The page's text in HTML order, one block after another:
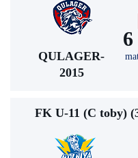
QULAGER-
2015
6
FK U-11 (C toby)